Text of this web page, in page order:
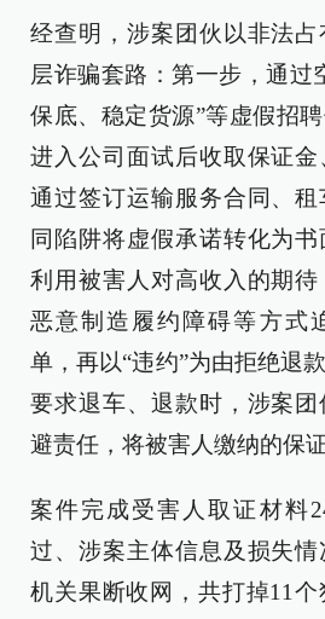
经查明，涉案团伙以非法
层诈骗套路：第一步，通过
保底、稳定货源”等虚假招
进入公司面试后收取保证金
通过签订运输服务合同、
同陷阱将虚假承诺转化为书
利用被害人对高收入的期
恶意制造履约障碍等方式
单，再以“违约”为由拒绝退
要求退车、退款时，涉案
避责任，将被害人缴纳的保
案件完成受害人取证材料
过、涉案主体信息及损失
机关果断收网，共打掉11